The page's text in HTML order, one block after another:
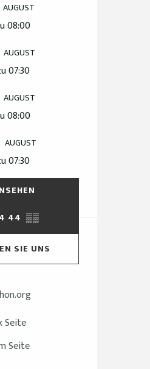
AUGUST
08:00
AUGUST
07:30
AUGUST
08:00
AUGUST
07:30
44 ▒▒
SIE UNS
Seite
Seite